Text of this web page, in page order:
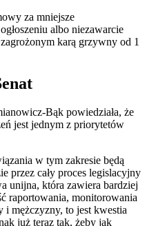
za mniejsze
albo niezawarcie
karą grzywny od 1
Bąk powiedziała, że
jest jednym z priorytetów
w tym zakresie będą
przez cały proces legislacyjny
unijna, która zawiera bardziej
raportowania, monitorowania
i mężczyzny, to jest kwestia
już teraz tak, żeby jak